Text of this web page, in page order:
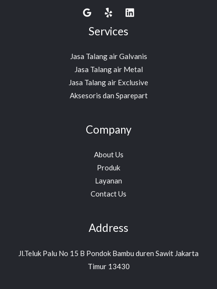
Services
Jasa Talang air Galvanis
Jasa Talang air Metal
Jasa Talang air Exclusive
Aksesoris dan Sparepart
Company
About Us
Produk
Layanan
Contact Us
Address
Jl.Teluk Palu No 15 B Pondok Bambu duren Sawit Jakarta
Timur 13430